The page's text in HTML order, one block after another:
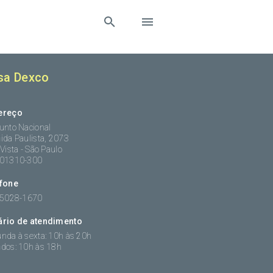
Dexco
Nacional
Paulista, 2073
- São Paulo
300
1670
de atendimento
à sexta: 10h às 20h
10h às 18h